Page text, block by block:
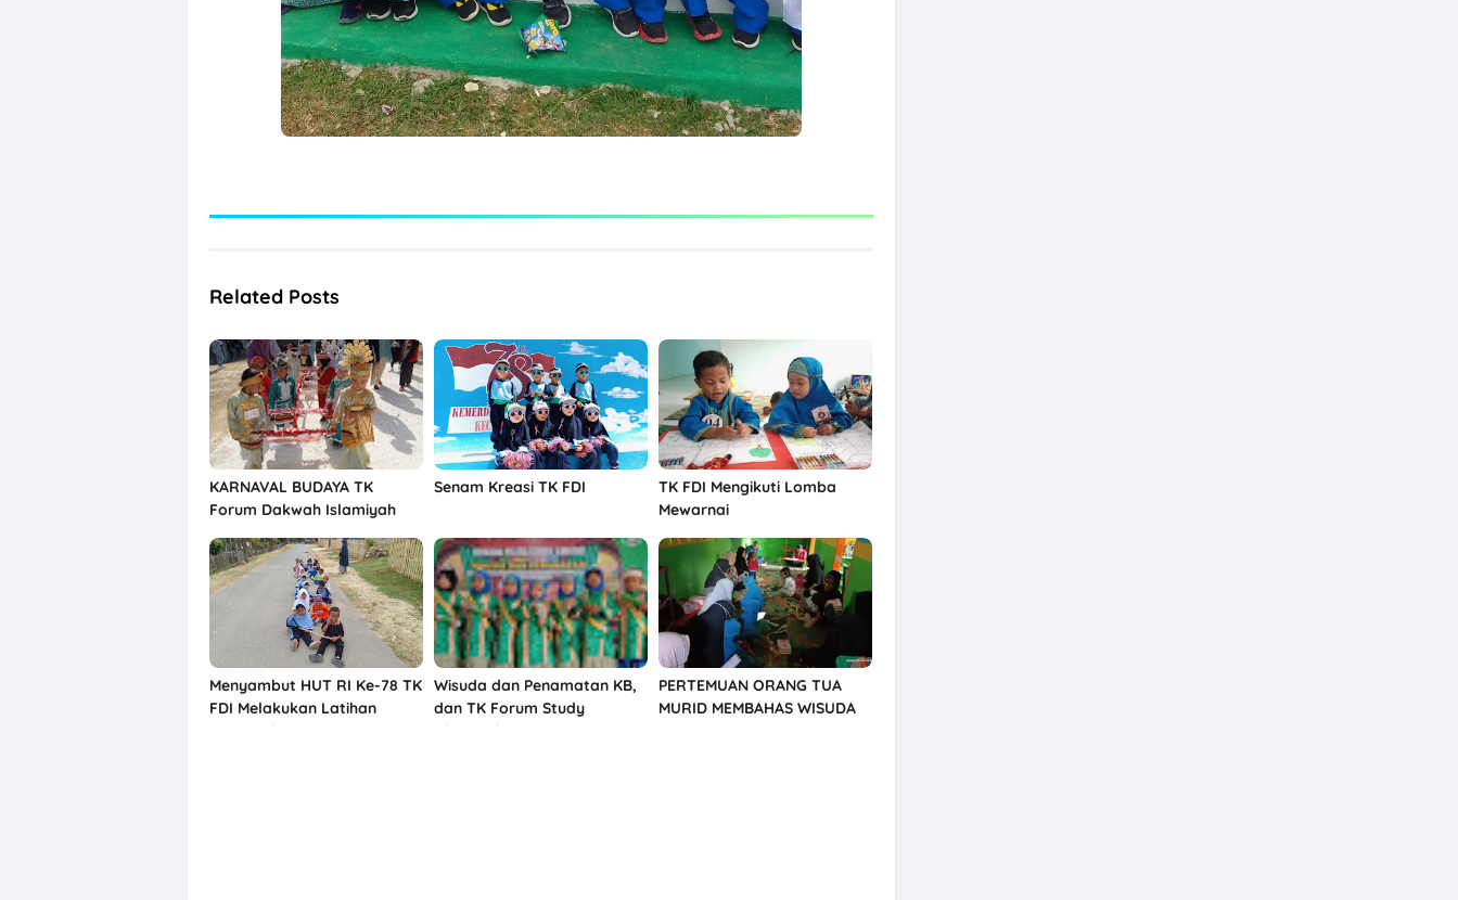
Related Posts
KARNAVAL BUDAYA TK
Forum Dakwah Islamiyah
Senam Kreasi TK FDI
TK FDI Mengikuti Lomba
Mewarnai
Menyambut HUT RI Ke-78 TK
FDI Melakukan Latihan
Karnaval
Wisuda dan Penamatan KB,
dan TK Forum Study
Islamiyah
PERTEMUAN ORANG TUA
MURID MEMBAHAS WISUDA